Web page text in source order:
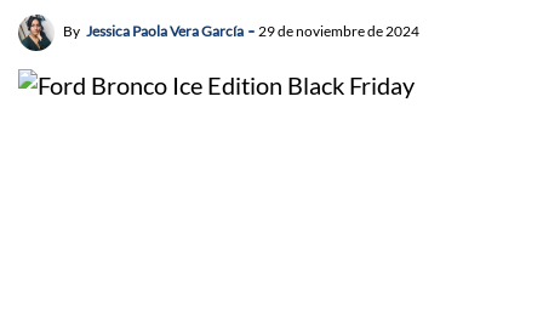
By Jessica Paola Vera García 29 de noviembre de 2024